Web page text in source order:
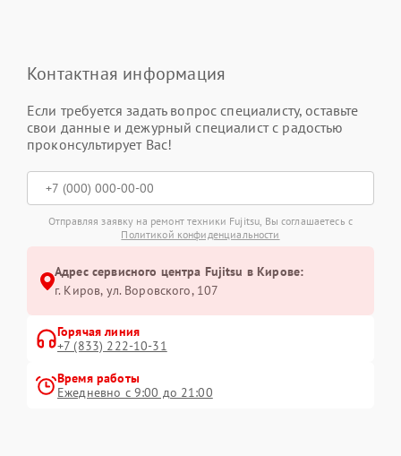
Контактная информация
Если требуется задать вопрос специалисту, оставьте
свои данные и дежурный специалист с радостью
проконсультирует Вас!
Отправляя заявку на ремонт техники Fujitsu, Вы соглашаетесь с
Политикой конфиденциальности
Адрес сервисного центра Fujitsu в Кирове:
г. Киров, ул. Воровского, 107
Горячая линия
+7 (833) 222-10-31
Время работы
Ежедневно с 9:00 до 21:00